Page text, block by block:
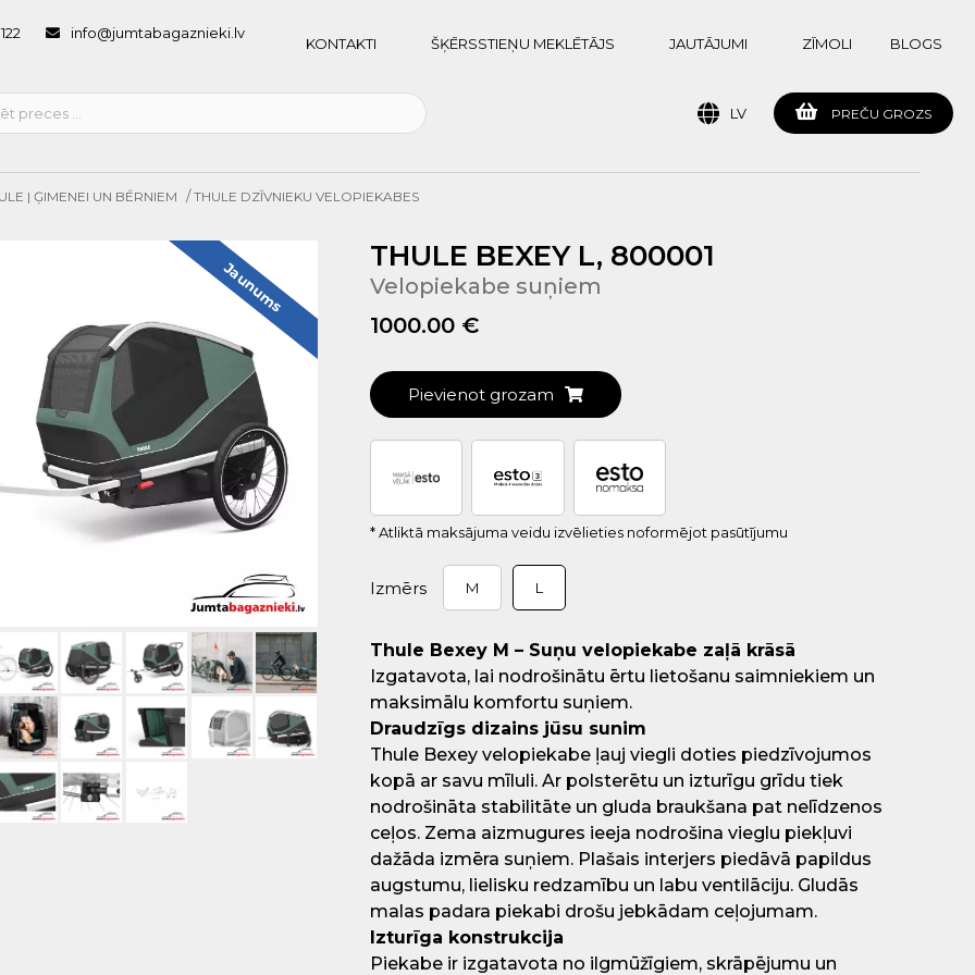
info@jumtabagaznieki.lv
KONTAKTI ŠĶĒRSSTIEŅU MEKLĒTĀJS JAUTĀJUMI ZĪMOLI BLOGS
PREČU GROZS
LV
| ĢIMENEI UN BĒRNIEM /THULE DZĪVNIEKU VELOPIEKABES
Jaunums
THULE BEXEY L, 800001
Velopiekabe suņiem
1000.00 €
Pievienot grozam
* Atliktā maksājuma veidu izvēlieties noformējot pasūtījumu
Izmērs M L
Thule Bexey M – Suņu velopiekabe zaļā krāsā
Izgatavota, lai nodrošinātu ērtu lietošanu saimniekiem un
maksimālu komfortu suņiem.
Draudzīgs dizains jūsu sunim
Thule Bexey velopiekabe ļauj viegli doties piedzīvojumos
kopā ar savu mīluli. Ar polsterētu un izturīgu grīdu tiek
nodrošināta stabilitāte un gluda braukšana pat nelīdzenos
ceļos. Zema aizmugures ieeja nodrošina vieglu piekļuvi
dažāda izmēra suņiem. Plašais interjers piedāvā papildus
augstumu, lielisku redzamību un labu ventilāciju. Gludās
malas padara piekabi drošu jebkādam ceļojumam.
Izturīga konstrukcija
Piekabe ir izgatavota no ilgmūžīgiem, skrāpējumu un